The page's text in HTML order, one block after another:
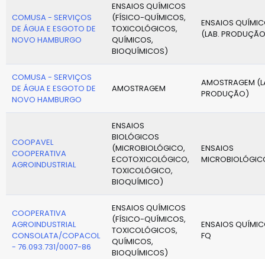
COMUSA - SERVIÇOS
DE ÁGUA E ESGOTO DE
NOVO HAMBURGO
ENSAIOS QUÍMICOS
(FÍSICO-QUÍMICOS,
TOXICOLÓGICOS,
QUÍMICOS,
BIOQUÍMICOS)
ENSAIOS
(LAB.
COMUSA - SERVIÇOS
DE ÁGUA E ESGOTO DE
NOVO HAMBURGO
AMOSTRAGEM
AMOSTRAGEM
PRODUÇÃO)
COOPAVEL
COOPERATIVA
AGROINDUSTRIAL
ENSAIOS
BIOLÓGICOS
(MICROBIOLÓGICO,
ECOTOXICOLÓGICO,
TOXICOLÓGICO,
BIOQUÍMICO)
ENSAIOS
COOPERATIVA
AGROINDUSTRIAL
CONSOLATA/COPACOL
- 76.093.731/0007-86
ENSAIOS QUÍMICOS
(FÍSICO-QUÍMICOS,
TOXICOLÓGICOS,
QUÍMICOS,
BIOQUÍMICOS)
ENSAIOS
FQ